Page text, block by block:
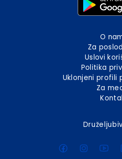
O
Za
Uslovi
Politika
Uklonjeni profili
Za